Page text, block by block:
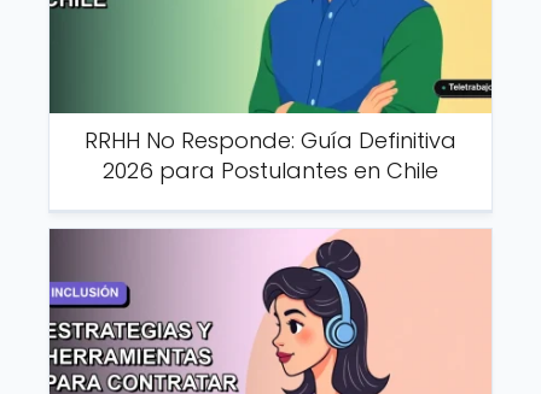
RRHH No Responde: Guía Definitiva
2026 para Postulantes en Chile